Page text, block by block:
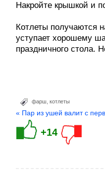
Накройте крышкой и
Котлеты получаются
уступает хорошему
праздничного стола.
фарш котлеты
« Пар из ушей валит с
+14